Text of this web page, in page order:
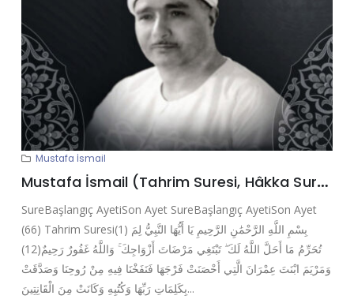
Mustafa İsmail
Mustafa İsmail (Tahrim Suresi, Hâkka Suresi, Şems Suresi, Duha Suresi, Şerh Suresi, Tin Suresi, Alak Suresi)
SureBaşlangıç AyetiSon Ayet SureBaşlangıç AyetiSon Ayet
(66) Tahrim Suresi(1) بِسْمِ اللَّهِ الرَّحْمَٰنِ الرَّحِيمِ يَا أَيُّهَا النَّبِيُّ لِمَ
تُحَرِّمُ مَا أَحَلَّ اللَّهُ لَكَ ۖ تَبْتَغِي مَرْضَاتَ أَزْوَاجِكَ ۚ وَاللَّهُ غَفُورٌ رَحِيمٌ(12)
وَمَرْيَمَ ابْنَتَ عِمْرَانَ الَّتِي أَحْصَنَتْ فَرْجَهَا فَنَفَخْنَا فِيهِ مِنْ رُوحِنَا وَصَدَّقَتْ
بِكَلِمَاتِ رَبِّهَا وَكُتُبِهِ وَكَانَتْ مِنَ الْقَانِتِينَ...